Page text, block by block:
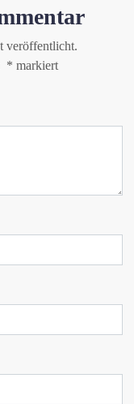
veröffentlicht.
* markiert